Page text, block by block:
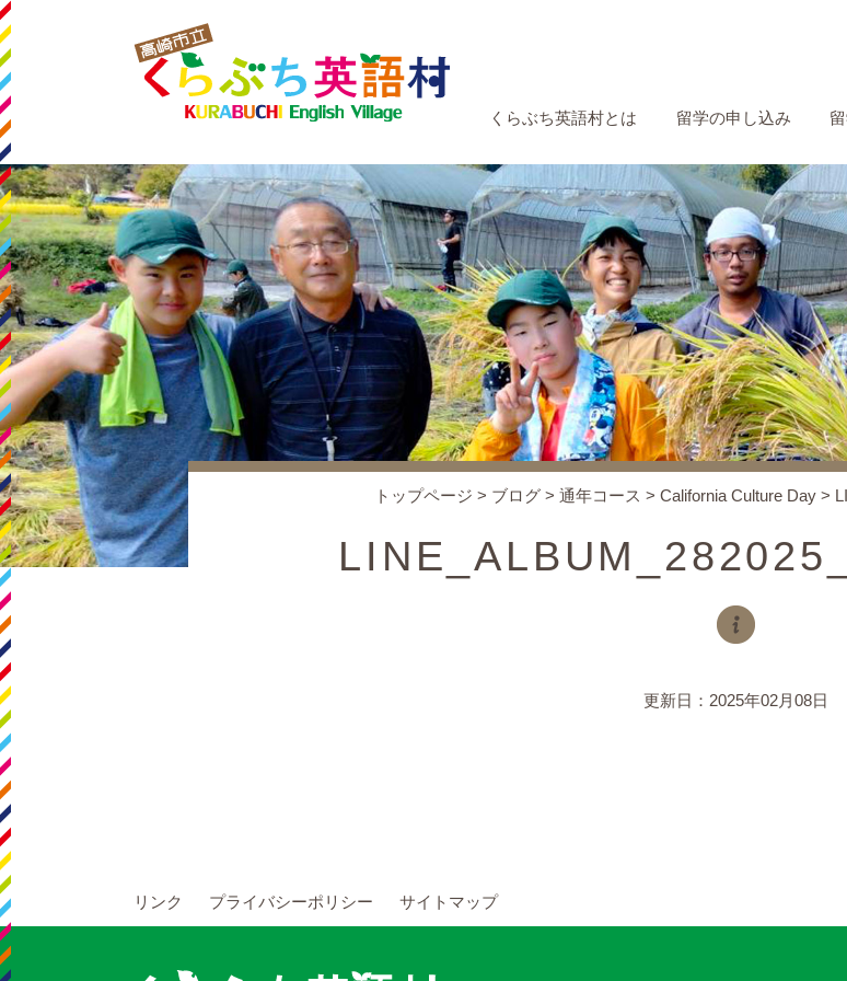
くらぶち英語村とは 留学の申し込み
トップページ > ブログ> 通年コース > California Culture Day>
更新日：2025年02月08日
リンク プライバシーポリシー サイトマップ